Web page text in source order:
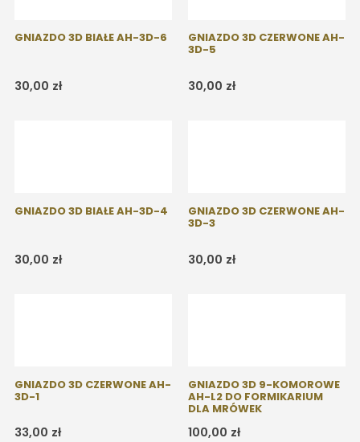
GNIAZDO 3D BIAŁE AH-3D-6
30,00 zł
GNIAZDO 3D CZERWONE AH-
3D-5
30,00 zł
GNIAZDO 3D BIAŁE AH-3D-4
30,00 zł
GNIAZDO 3D CZERWONE AH-
3D-3
30,00 zł
GNIAZDO 3D CZERWONE AH-
3D-1
33,00 zł
GNIAZDO 3D 9-KOMOROWE
AH-L2 DO FORMIKARIUM
DLA MRÓWEK
100,00 zł